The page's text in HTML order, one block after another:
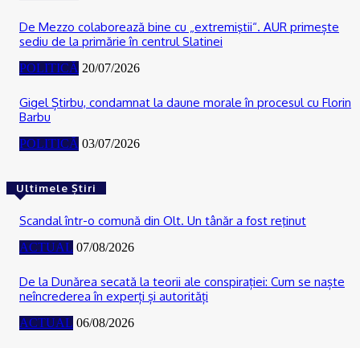
De Mezzo colaborează bine cu „extremiştii“. AUR primește
sediu de la primărie în centrul Slatinei
POLITICĂ 20/07/2026
Gigel Știrbu, condamnat la daune morale în procesul cu Florin
Barbu
POLITICĂ 03/07/2026
Ultimele Știri
Scandal într-o comună din Olt. Un tânăr a fost reţinut
ACTUAL 07/08/2026
De la Dunărea secată la teorii ale conspirației: Cum se naște
neîncrederea în experți și autorități
ACTUAL 06/08/2026